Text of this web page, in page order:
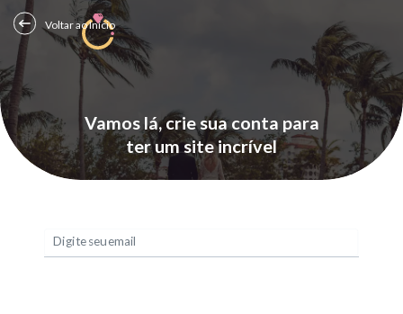
Vamos lá, crie sua conta para
ter um site incrível
Voltar ao Início
Digite seu email